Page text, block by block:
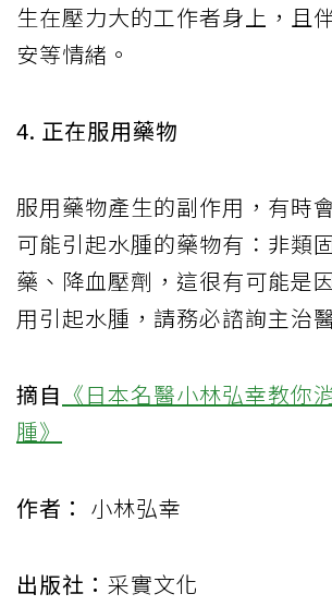
生在壓力大的工作者身上，且
安等情緒。
4. 正在服用藥物
服用藥物產生的副作用，有時
可能引起水腫的藥物有：非類
藥、降血壓劑，這很有可能是
用引起水腫，請務必諮詢主治
摘自 《日本名醫小林弘幸教你
腫》
作者： 小林弘幸
出版社： 采實文化